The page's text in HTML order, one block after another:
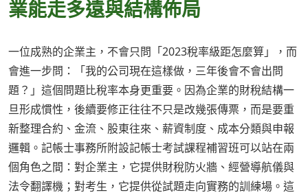
業能走多遠與結構佈局
一位成熟的企業主，不會只問「2023稅率級距怎麼算」，而
會進一步問：「我的公司現在這樣做，三年後會不會出問
題？」這個問題比稅率本身更重要。因為企業的財稅結構一
旦形成慣性，後續要修正往往不只是改幾張傳票，而是要重
新整理合約、金流、股東往來、薪資制度、成本分類與申報
邏輯。記帳士事務所附設記帳士考試課程補習班可以站在兩
個角色之間：對企業主，它提供財稅防火牆、經營導航儀與
法令翻譯機；對考生，它提供從試題走向實務的訓練場。這